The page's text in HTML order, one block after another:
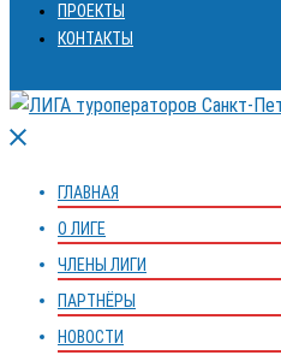
ПРОЕКТЫ
КОНТАКТЫ
Закрыть
ГЛАВНАЯ
О ЛИГЕ
ЧЛЕНЫ ЛИГИ
ПАРТНЁРЫ
НОВОСТИ